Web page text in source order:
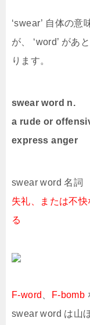
‘swear’ 自体の意
が、 ‘word’ があ
ります。
swear word n.
a rude or
express anger
swear word 名詞
失礼、または不
る
F-word F-bomb
swear word は山